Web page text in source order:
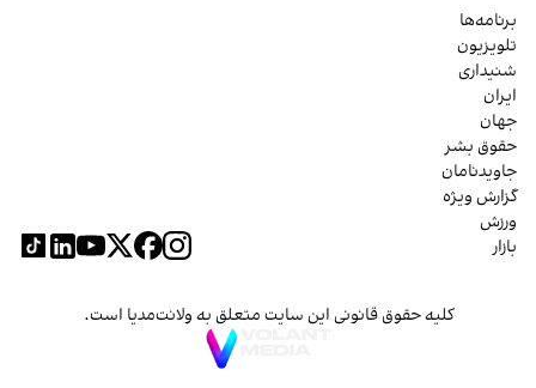
برنامه‌ها
تلویزیون
شنیداری
ایران
جهان
حقوق بشر
جاویدنامان
گزارش ویژه
ورزش
بازار
کلیه حقوق قانونی این سایت متعلق به ولانت‌مدیا است.